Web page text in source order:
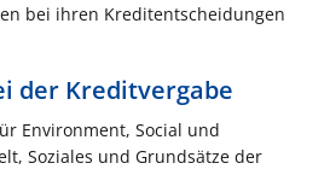
bei ihren Kreditentscheidungen
der Kreditvergabe
Environment, Social und
Soziales und Grundsätze der